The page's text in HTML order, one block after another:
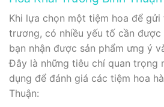
Khi lựa chọn một tiệm hoa để
trương, có nhiều yếu tố cần
bạn nhận được sản phẩm ưng ý
Đây là những tiêu chí quan trọng
dụng để đánh giá các tiệm hoa
Thuận: